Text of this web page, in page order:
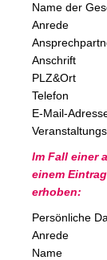
Name der
Anrede
Anschrift
PLZ&Ort
Telefon
E-Mail-
Im Fall einer
einem
erhoben:
Persönliche
Anrede
Name